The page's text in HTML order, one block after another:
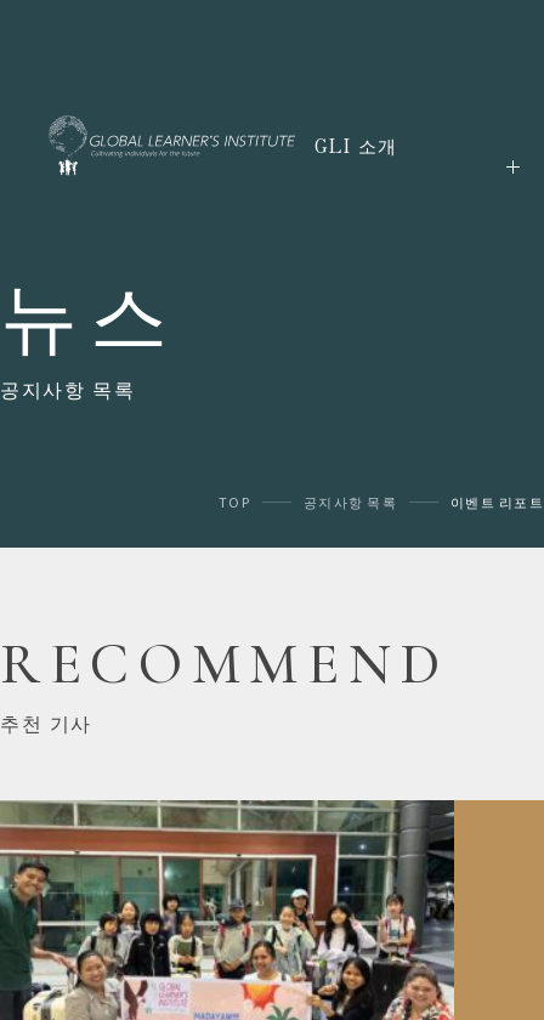
GLI 소개
뉴스
공지사항 목록
TOP 공지사항 목록 이벤트 리포트
RECOMMEND
추천 기사